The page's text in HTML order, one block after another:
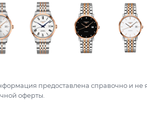
предоставлена справочно и не
оферты.